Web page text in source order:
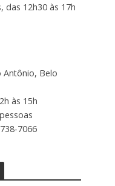
das 12h30 às 17h
Antônio, Belo
às 15h
7066